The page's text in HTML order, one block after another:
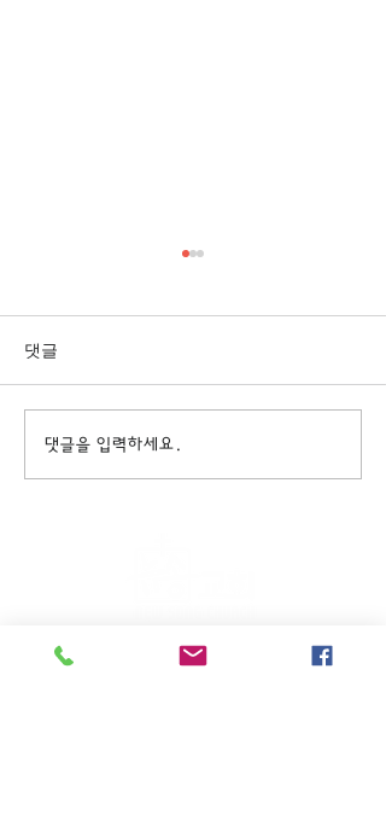
댓글
댓글을 입력하세요.
주일KM예배 (1부) 9am, (2부)